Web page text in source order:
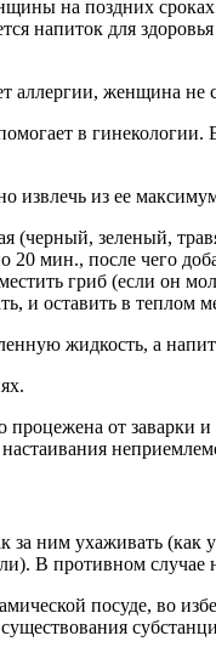
на поздних
напиток для
аллергии, женщина не
в
извлечь из ее
(черный, зеленый,
20 мин., после чего
гриб (если он
оставить в теплом
жидкость, а
от заварки
ним ухаживать
В противном случае
посуде, во